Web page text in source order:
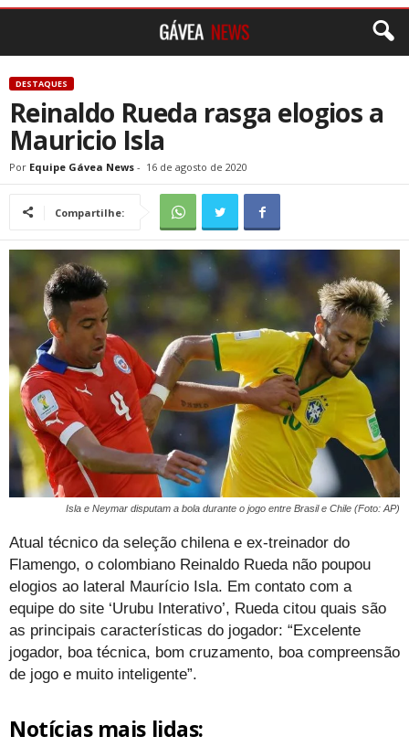
DESTAQUES
Reinaldo Rueda rasga elogios a
Mauricio Isla
Por Equipe Gávea News - 16 de agosto de 2020
Compartilhe:
Isla e Neymar disputam a bola durante o jogo entre Brasil e Chile (Foto: AP)
Atual técnico da seleção chilena e ex-treinador do
Flamengo, o colombiano Reinaldo Rueda não poupou
elogios ao lateral Maurício Isla. Em contato com a
equipe do site ‘Urubu Interativo’, Rueda citou quais são
as principais características do jogador: “Excelente
jogador, boa técnica, bom cruzamento, boa compreensão
de jogo e muito inteligente”.
Notícias mais lidas: